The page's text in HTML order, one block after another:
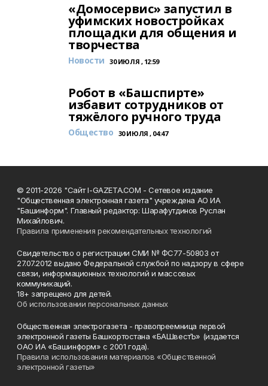
«Домосервис» запустил в
уфимских новостройках
площадки для общения и
творчества
Новости 30 ИЮЛЯ , 12:59
Робот в «Башспирте»
избавит сотрудников от
тяжёлого ручного труда
Общество 30 ИЮЛЯ , 04:47
© 2011-2026 "Сайт I-GAZETA.COM - Сетевое издание
"Общественная электронная газета" учреждена АО ИА
"Башинформ". Главный редактор: Шарафутдинов Руслан
Михайлович.
Правила применения рекомендательных технологий
Свидетельство о регистрации СМИ № ФС77-50803 от
27.07.2012 выдано Федеральной службой по надзору в сфере
связи, информационных технологий и массовых
коммуникаций.
18+ запрещено для детей.
Об использовании персональных данных
Общественная электрогазета - правопреемница первой
электронной газеты Башкортостана «БАШвестЪ» (издается
ОАО ИА «Башинформ» с 2001 года).
Правила использования материалов «Общественной
электронной газеты»